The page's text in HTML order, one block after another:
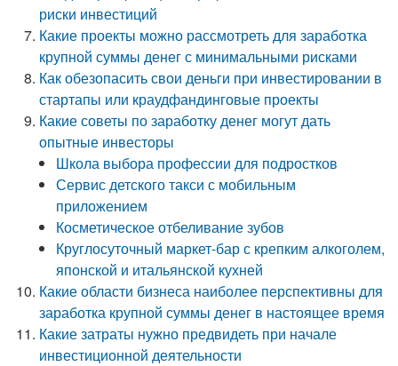
риски инвестиций
Какие проекты можно рассмотреть для заработка
крупной суммы денег с минимальными рисками
Как обезопасить свои деньги при инвестировании в
стартапы или краудфандинговые проекты
Какие советы по заработку денег могут дать
опытные инвесторы
Школа выбора профессии для подростков
Сервис детского такси с мобильным
приложением
Косметическое отбеливание зубов
Круглосуточный маркет-бар с крепким алкоголем,
японской и итальянской кухней
Какие области бизнеса наиболее перспективны для
заработка крупной суммы денег в настоящее время
Какие затраты нужно предвидеть при начале
инвестиционной деятельности